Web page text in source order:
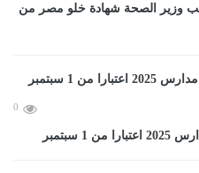
وزير الصحة شهادة خلو مصر من
0